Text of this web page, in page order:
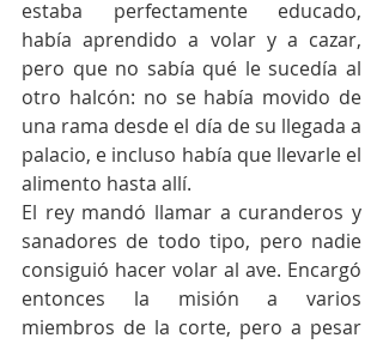
estaba perfectamente educado,
había aprendido a volar y a cazar,
pero que no sabía qué le sucedía al
otro halcón: no se había movido de
una rama desde el día de su llegada a
palacio, e incluso había que llevarle el
alimento hasta allí.
El rey mandó llamar a curanderos y
sanadores de todo tipo, pero nadie
consiguió hacer volar al ave. Encargó
entonces la misión a varios
miembros de la corte, pero a pesar